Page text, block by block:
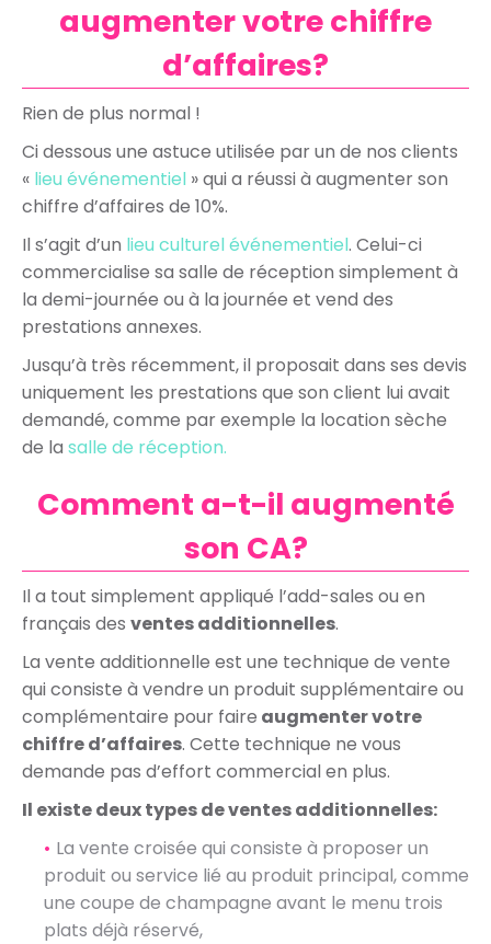
augmenter votre chiffre
d’affaires?
Rien de plus normal !
Ci dessous une astuce utilisée par un de nos clients
« lieu événementiel » qui a réussi à augmenter son
chiffre d’affaires de 10%.
Il s’agit d’un lieu culturel événementiel. Celui-ci
commercialise sa salle de réception simplement à
la demi-journée ou à la journée et vend des
prestations annexes.
Jusqu’à très récemment, il proposait dans ses devis
uniquement les prestations que son client lui avait
demandé, comme par exemple la location sèche
de la salle de réception.
Comment a-t-il augmenté
son CA?
Il a tout simplement appliqué l’add-sales ou en
français des ventes additionnelles.
La vente additionnelle est une technique de vente
qui consiste à vendre un produit supplémentaire ou
complémentaire pour faire augmenter votre
chiffre d’affaires. Cette technique ne vous
demande pas d’effort commercial en plus.
Il existe deux types de ventes additionnelles:
La vente croisée qui consiste à proposer un
produit ou service lié au produit principal, comme
une coupe de champagne avant le menu trois
plats déjà réservé,